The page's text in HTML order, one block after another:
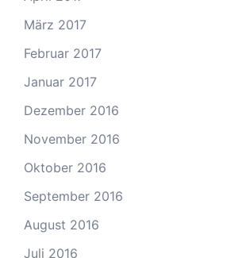
März 2017
Februar 2017
Januar 2017
Dezember 2016
November 2016
Oktober 2016
September 2016
August 2016
Juli 2016